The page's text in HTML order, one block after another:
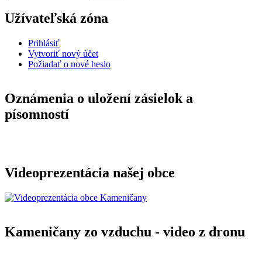
Užívateľská zóna
Prihlásiť
Vytvoriť nový účet
Požiadať o nové heslo
Oznámenia o uložení zásielok a
písomností
Videoprezentácia našej obce
Kameničany zo vzduchu - video z dronu